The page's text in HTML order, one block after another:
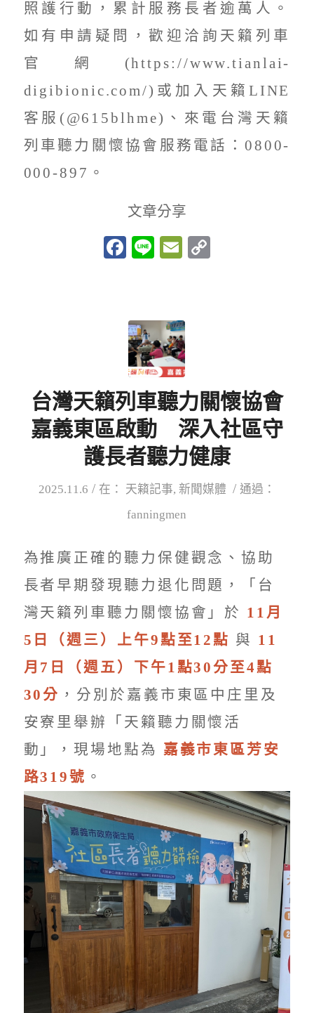
照護行動，累計服務長者逾萬人。
如有申請疑問，歡迎洽詢天籟列車
官網(https://www.tianlai-
digibionic.com/)或加入天籟LINE
客服(@615blhme)、來電台灣天籟
列車聽力關懷協會服務電話：0800-
000-897。
文章分享
Facebook
LineEmail
台灣天籟列車聽力關懷協會
嘉義東區啟動 深入社區守
護長者聽力健康
2025.11.6 / 在： 天籟記事, 新聞媒體 / 通過：
fanningmen
為推廣正確的聽力保健觀念、協助
長者早期發現聽力退化問題，「台
灣天籟列車聽力關懷協會」於 11月
5日（週三）上午9點至12點 與 11
月7日（週五）下午1點30分至4點
30分 ，分別於嘉義市東區中庄里及
安寮里舉辦「天籟聽力關懷活
動」，現場地點為 嘉義市東區芳安
路319號 。